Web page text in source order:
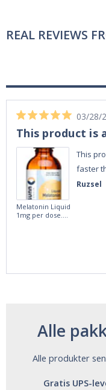
REAL REVIEWS
Ruzsel
03/28/
This product is
This
faster
Melatonin Liquid
1mg per dose.
Alle
Alle produkter
Gratis UPS-